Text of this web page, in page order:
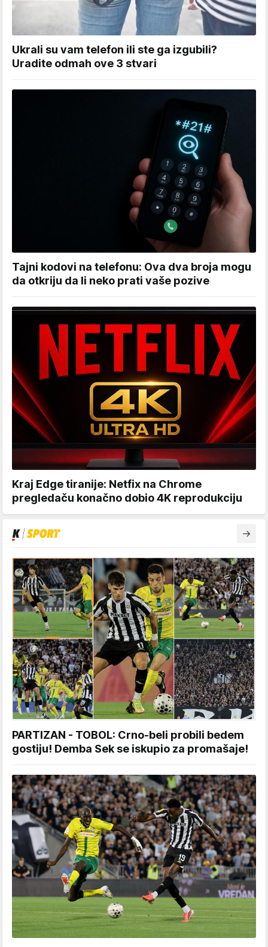
Ukrali su vam telefon ili ste ga izgubili?
Uradite odmah ove 3 stvari
Tajni kodovi na telefonu: Ova dva broja mogu
da otkriju da li neko prati vaše pozive
Kraj Edge tiranije: Netfix na Chrome
pregledaču konačno dobio 4K reprodukciju
PARTIZAN - TOBOL: Crno-beli probili bedem
gostiju! Demba Sek se iskupio za promašaje!